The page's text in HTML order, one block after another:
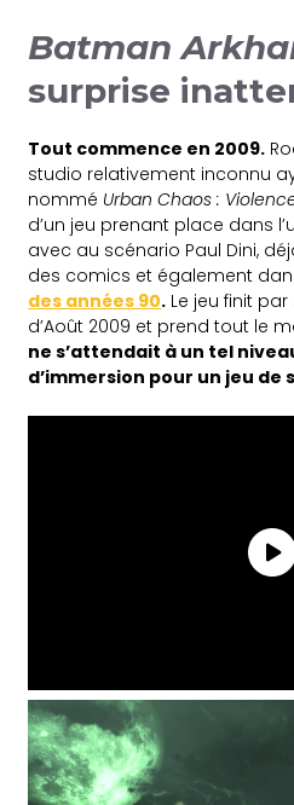
Batman
surprise
Tout commence en 2009.
studio relativement inconnu
nommé Urban Chaos :
d’un jeu prenant place dans
avec au scénario Paul Dini,
des comics et également
des années 90. Le jeu finit
d’Août 2009 et prend tout le
ne s’attendait à un tel
d’immersion pour un jeu de